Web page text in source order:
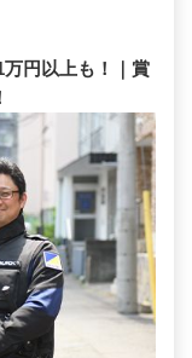
円以上も！｜賞